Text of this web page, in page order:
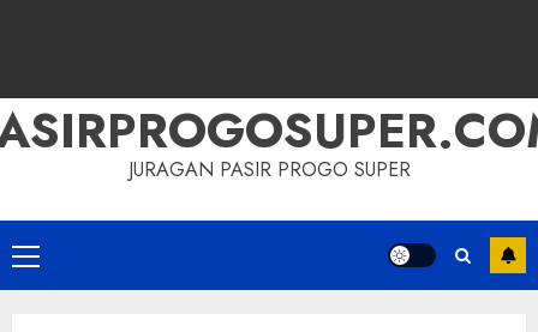
JURAGAN PASIR PROGO SUPER
Primary
Menu